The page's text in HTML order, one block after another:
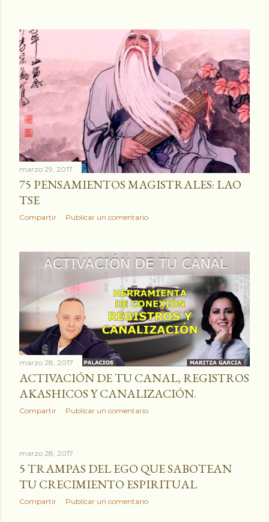
marzo 29, 2017
75 PENSAMIENTOS MAGISTRALES: LAO
TSE
Compartir Publicar un comentario
marzo 28, 2017
ACTIVACIÓN DE TU CANAL, REGISTROS
AKASHICOS Y CANALIZACIÓN.
Compartir Publicar un comentario
marzo 28, 2017
5 TRAMPAS DEL EGO QUE SABOTEAN
TU CRECIMIENTO ESPIRITUAL
Compartir Publicar un comentario